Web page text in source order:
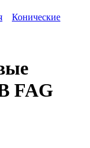
Конические
FAG